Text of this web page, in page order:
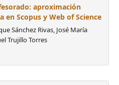
aproximación
Scopus y Web of Science
Sánchez Rivas, José María
Trujillo Torres